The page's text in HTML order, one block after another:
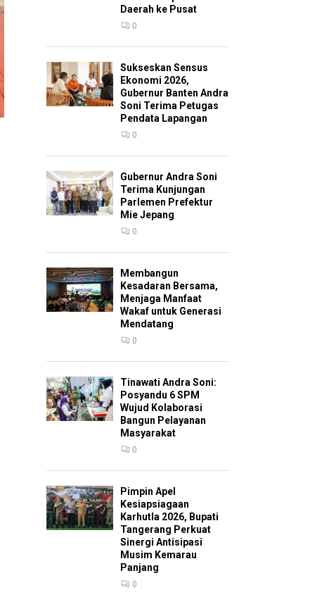
Daerah ke Pusat
0
Sukseskan Sensus
Ekonomi 2026,
Gubernur Banten Andra
Soni Terima Petugas
Pendata Lapangan
0
Gubernur Andra Soni
Terima Kunjungan
Parlemen Prefektur
Mie Jepang
0
Membangun
Kesadaran Bersama,
Menjaga Manfaat
Wakaf untuk Generasi
Mendatang
0
Tinawati Andra Soni:
Posyandu 6 SPM
Wujud Kolaborasi
Bangun Pelayanan
Masyarakat
0
Pimpin Apel
Kesiapsiagaan
Karhutla 2026, Bupati
Tangerang Perkuat
Sinergi Antisipasi
Musim Kemarau
Panjang
0